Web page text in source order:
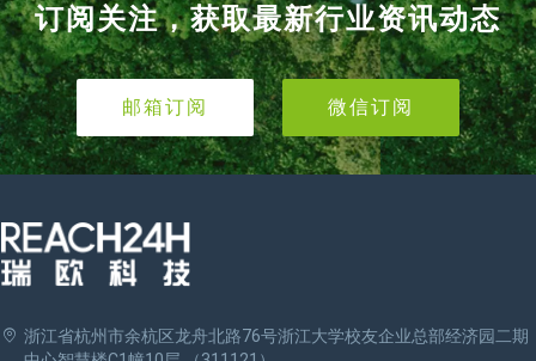
订阅关注，获取最新行业资讯动态
邮箱订阅 微信订阅
浙江省杭州市余杭区龙舟北路76号浙江大学校友企业总部经济园二期